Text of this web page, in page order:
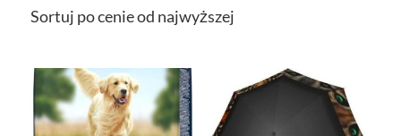
Sortuj po cenie od najwyższej